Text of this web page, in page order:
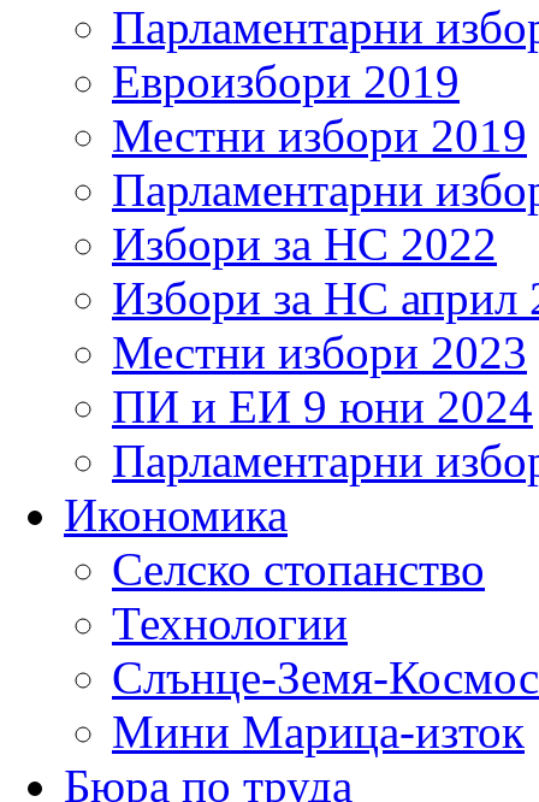
Парламентарни
Евроизбори 2019
Местни избори 2019
Парламентарни
Избори за НС 2022
Избори за НС април
Местни избори 2023
ПИ и ЕИ 9 юни 2024
Парламентарни
Икономика
Селско стопанство
Технологии
Слънце-Земя-Космос
Мини Марица-изток
Бюра по труда